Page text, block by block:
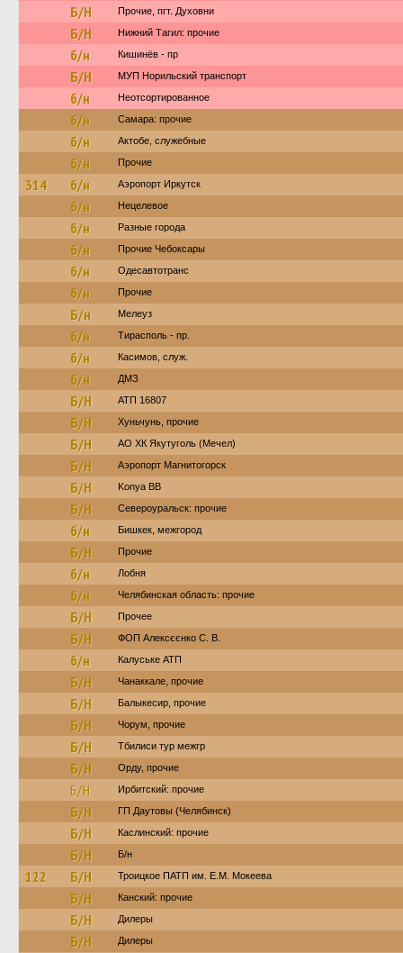
Б/Н Прочие, пгт. Духовни
Б/Н Нижний Тагил: прочие
б/н Кишинёв - пр
Б/Н МУП Норильский транспорт
б/н Неотсортированное
б/н Самара: прочие
б/н Актобе, служебные
б/н Прочие
314 б/н Аэропорт Иркутск
б/н Нецелевое
б/н Разные города
б/н Прочие Чебоксары
б/н Одесавтотранс
б/н Прочие
Б/н Мелеуз
б/н Тирасполь - пр.
б/н Касимов, служ.
б/н ДМЗ
Б/Н АТП 16807
Б/Н Хуньчунь, прочие
Б/Н АО ХК Якутуголь (Мечел)
Б/Н Аэропорт Магнитогорск
Б/Н Konya BB
Б/Н Североуральск: прочие
б/н Бишкек, межгород
Б/Н Прочие
б/н Лобня
б/н Челябинская область: прочие
Б/Н Прочее
Б/Н ФОП Алексєєнко С. В.
б/н Калуське АТП
Б/Н Чанаккале, прочие
Б/Н Балыкесир, прочие
Б/Н Чорум, прочие
Б/Н Тбилиси тур межгр
Б/Н Орду, прочие
Б/Н Ирбитский: прочие
Б/Н ГП Даутовы (Челябинск)
Б/Н Каслинский: прочие
Б/Н Б/н
122 Б/Н Троицкое ПАТП им. Е.М. Мокеева
Б/Н Канский: прочие
Б/Н Дилеры
Б/Н Дилеры